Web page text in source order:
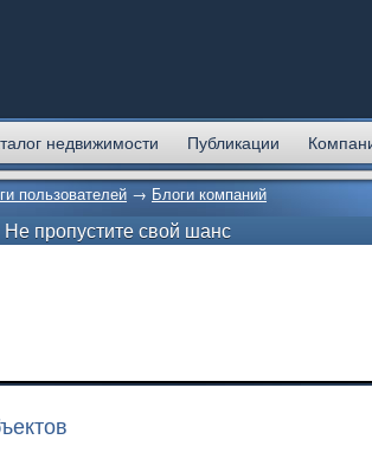
недвижимости Публикации
пользователей → Блоги компаний
Не пропустите свой шанс